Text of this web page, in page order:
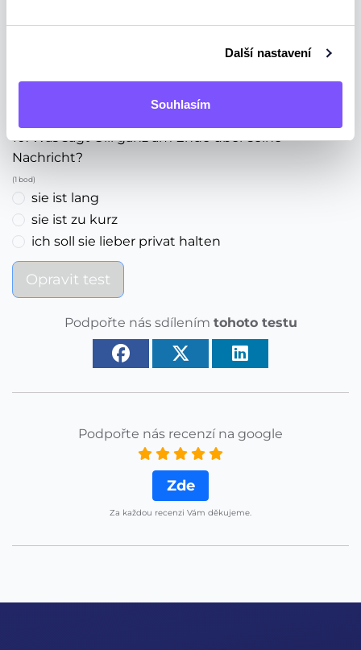
Další nastavení
Souhlasím
Nein, er glaubt der Geschichte vollkommend
Er sagt explizit, dass die Geschichte ein totaller
Er ist skeptisch und hat noch ein paar Fragen an
10. Was sagt Olli ganz am Ende über seine
Nachricht?
(1 bod)
sie ist lang
sie ist zu kurz
ich soll sie lieber privat halten
Opravit test
Podpořte nás sdílením tohoto testu
Podpořte nás recenzí na google
Zde
Za každou recenzi Vám děkujeme.